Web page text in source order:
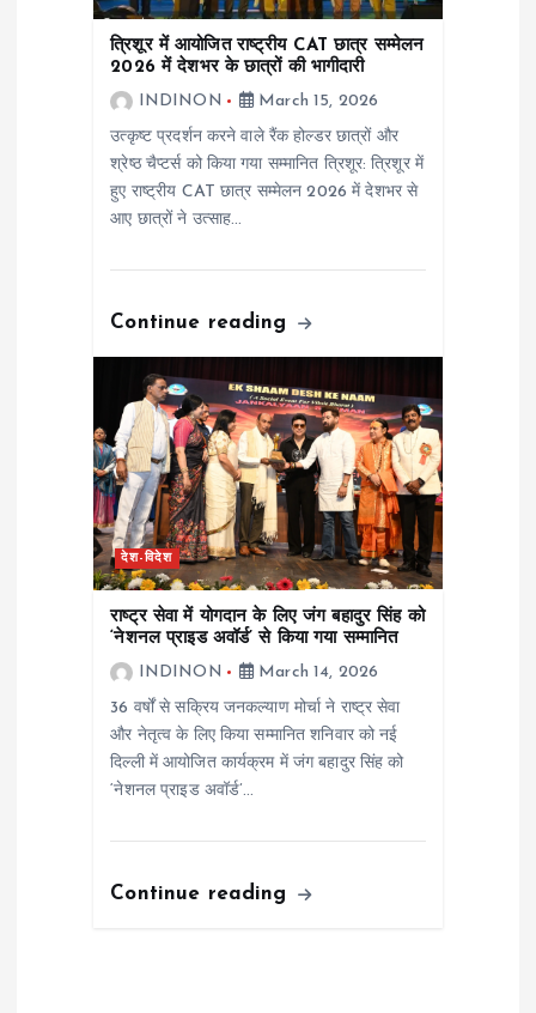
त्रिशूर में आयोजित राष्ट्रीय CAT छात्र सम्मेलन
2026 में देशभर के छात्रों की भागीदारी
INDINON
March 15, 2026
उत्कृष्ट प्रदर्शन करने वाले रैंक होल्डर छात्रों और
श्रेष्ठ चैप्टर्स को किया गया सम्मानित त्रिशूर: त्रिशूर में
हुए राष्ट्रीय CAT छात्र सम्मेलन 2026 में देशभर से
आए छात्रों ने उत्साह…
Continue reading
देश-विदेश
राष्ट्र सेवा में योगदान के लिए जंग बहादुर सिंह को
‘नेशनल प्राइड अवॉर्ड’ से किया गया सम्मानित
INDINON
March 14, 2026
36 वर्षों से सक्रिय जनकल्याण मोर्चा ने राष्ट्र सेवा
और नेतृत्व के लिए किया सम्मानित शनिवार को नई
दिल्ली में आयोजित कार्यक्रम में जंग बहादुर सिंह को
‘नेशनल प्राइड अवॉर्ड’…
Continue reading